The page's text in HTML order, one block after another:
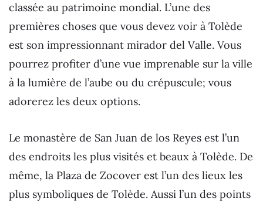
classée au patrimoine mondial. L’une des
premières choses que vous devez voir à Tolède
est son impressionnant mirador del Valle. Vous
pourrez profiter d’une vue imprenable sur la ville
à la lumière de l’aube ou du crépuscule; vous
adorerez les deux options.
Le monastère de San Juan de los Reyes est l’un
des endroits les plus visités et beaux à Tolède. De
même, la Plaza de Zocover est l’un des lieux les
plus symboliques de Tolède. Aussi l’un des points